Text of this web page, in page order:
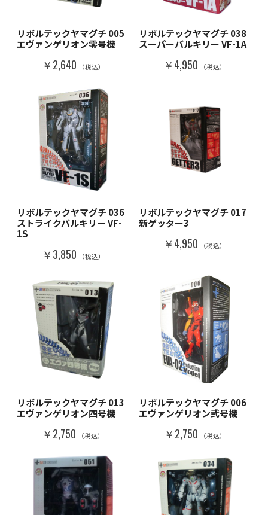
リボルテックヤマグチ 005
エヴァンゲリオン零号機
￥2,640 （税込）
リボルテックヤマグチ 038
スーパーバルキリー VF-1A
￥4,950 （税込）
リボルテックヤマグチ 036
ストライクバルキリー VF-
1S
￥3,850 （税込）
リボルテックヤマグチ 017
新ゲッター3
￥4,950 （税込）
リボルテックヤマグチ 013
エヴァンゲリオン四号機
￥2,750 （税込）
リボルテックヤマグチ 006
エヴァンゲリオン弐号機
￥2,750 （税込）